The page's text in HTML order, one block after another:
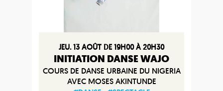
JEU. 13 AOÛT DE 19H00 À 20H30
INITIATION DANSE WAJO
COURS DE DANSE URBAINE DU NIGERIA
AVEC MOSES AKINTUNDE